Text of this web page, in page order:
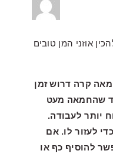
אוזני המן טובים
קרה דרוש זמן
שהחמאה מעט
יותר לעבודה.
לעזור לו. אם
להוסיף כף או